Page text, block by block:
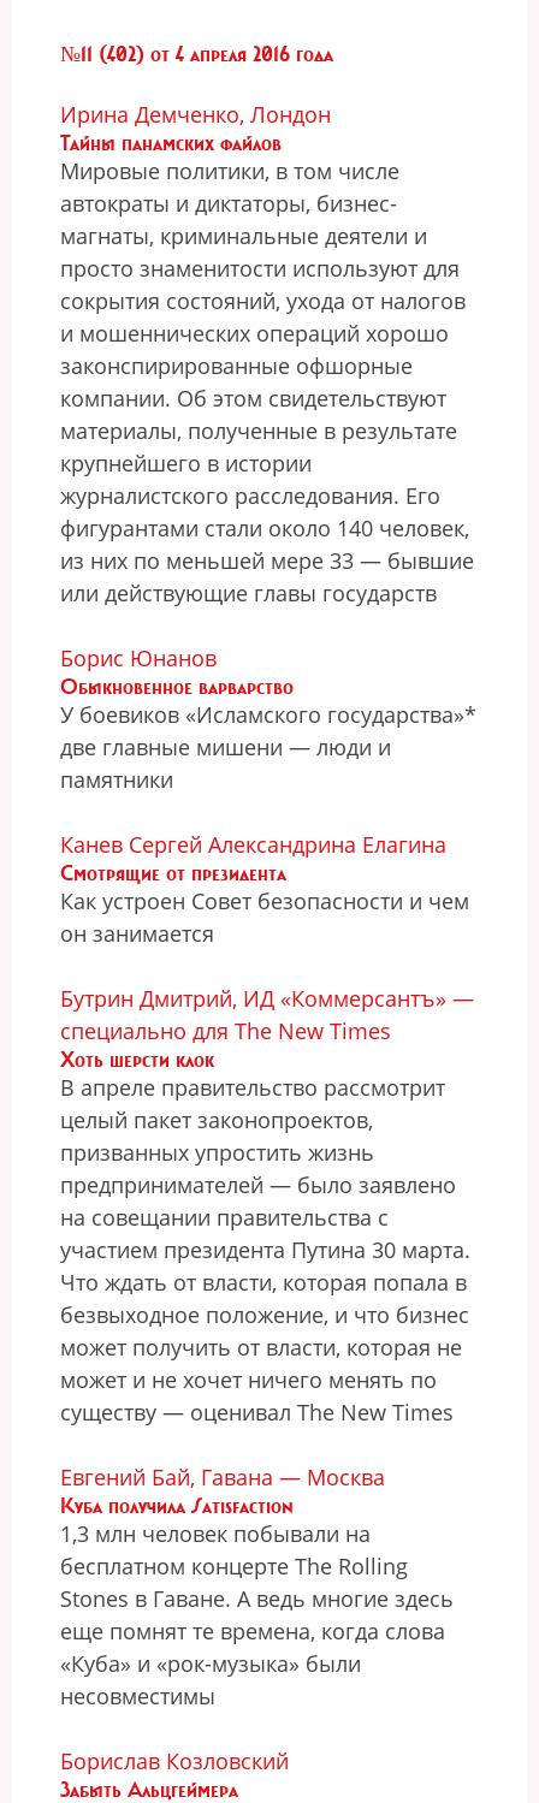
№11 (402) от 4 апреля 2016 года
Ирина Демченко, Лондон
Тайны панамских файлов
Мировые политики, в том числе
автократы и диктаторы, бизнес-
магнаты, криминальные деятели и
просто знаменитости используют для
сокрытия состояний, ухода от налогов
и мошеннических операций хорошо
законспирированные офшорные
компании. Об этом свидетельствуют
материалы, полученные в результате
крупнейшего в истории
журналистского расследования. Его
фигурантами стали около 140 человек,
из них по меньшей мере 33 — бывшие
или действующие главы государств
Борис Юнанов
Обыкновенное варварство
У боевиков «Исламского государства»*
две главные мишени — люди и
памятники
Канев Сергей Александрина Елагина
Смотрящие от президента
Как устроен Совет безопасности и чем
он занимается
Бутрин Дмитрий, ИД «Коммерсантъ» —
специально для The New Times
Хоть шерсти клок
В апреле правительство рассмотрит
целый пакет законопроектов,
призванных упростить жизнь
предпринимателей — было заявлено
на совещании правительства с
участием президента Путина 30 марта.
Что ждать от власти, которая попала в
безвыходное положение, и что бизнес
может получить от власти, которая не
может и не хочет ничего менять по
существу — оценивал The New Times
Евгений Бай, Гавана — Москва
Куба получила Satisfaction
1,3 млн человек побывали на
бесплатном концерте The Rolling
Stones в Гаване. А ведь многие здесь
еще помнят те времена, когда слова
«Куба» и «рок-музыка» были
несовместимы
Борислав Козловский
Забыть Альцгеймера